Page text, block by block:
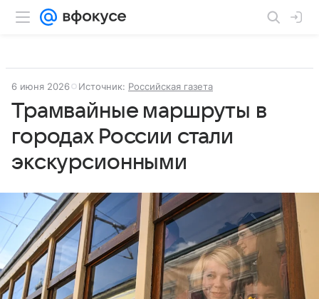
6 июня 2026 Источник: Российская газета
Трамвайные маршруты в
городах России стали
экскурсионными